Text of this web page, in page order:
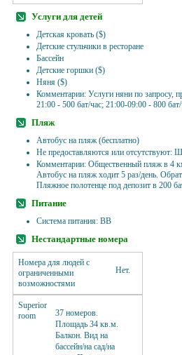
Услуги для детей
Детская кровать ($)
Детские стульчики в ресторане
Бассейн
Детские горшки ($)
Няня ($)
Комментарии: Услуги няни по запросу,
21:00 - 500 бат/час; 21:00-09:00 - 800 бат/
Пляж
Автобус на пляж (бесплатно)
Не предоставляются или отсутствуют:
Комментарии: Общественный пляж в 4
Автобус на пляж ходит 5 раз/день.
Пляжное полотенце под депозит в 200
Питание
Система питания: BB
Нестандартные номера
Номера для людей с
ограниченными
возможностями
Нет.
Superior
room
37 номеров.
Площадь 34 кв.м.
Балкон. Вид на
бассейн/на сад/на